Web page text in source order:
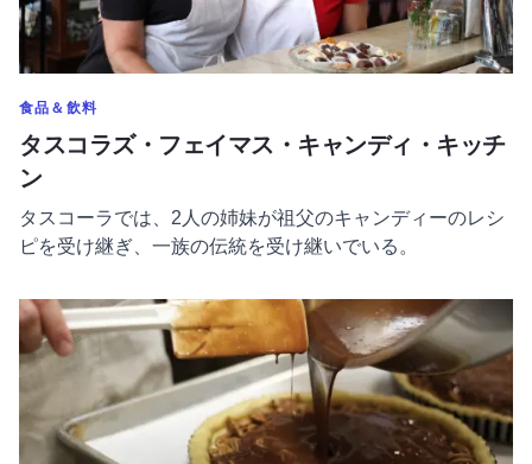
のカテゴリーをもっと表示する
食品＆飲料
タスコラズ・フェイマス・キャンディ・キッチ
ン
タスコーラでは、2人の姉妹が祖父のキャンディーのレシ
ピを受け継ぎ、一族の伝統を受け継いでいる。
続きを読む 信じられないほど美味しい職人ベーカリー